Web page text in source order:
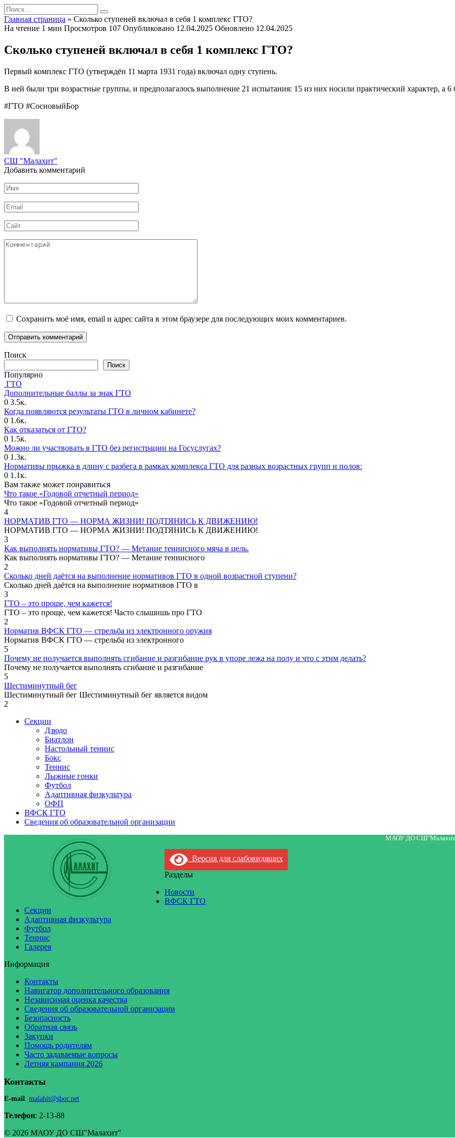
Перейти
к
содержанию
Search
for:
Главная страница » Сколько ступеней включал в себя 1 комплекс ГТО?
На чтение 1 мин Просмотров 107 Опубликовано 12.04.2025 Обновлено 12.04.2025
Сколько ступеней включал в себя 1 комплекс ГТО?
Первый комплекс ГТО (утверждён 11 марта 1931 года) включал одну ступень.
В ней были три возрастные группы, и предполагалось выполнение 21 испытания: 15 из них носили практический характер, а 6
#ГТО #СосновыйБор
СШ "Малахит"
Добавить комментарий
Имя
*
Email
*
Сайт
Комментарий
Сохранить моё имя, email и адрес сайта в этом браузере для последующих моих комментариев.
Поиск
Поиск
Популярно
ГТО
Дополнительные баллы за знак ГТО
0 3.5к.
Когда появляются результаты ГТО в личном кабинете?
0 1.6к.
Как отказаться от ГТО?
0 1.5к.
Можно ли участвовать в ГТО без регистрации на Госуслугах?
0 1.3к.
Нормативы прыжка в длину с разбега в рамках комплекса ГТО для разных возрастных групп и полов:
0 1.1к.
Вам также может понравиться
Что такое «Годовой отчетный период»
Что такое «Годовой отчетный период»
4
НОРМАТИВ ГТО — НОРМА ЖИЗНИ! ПОДТЯНИСЬ К ДВИЖЕНИЮ!
НОРМАТИВ ГТО — НОРМА ЖИЗНИ! ПОДТЯНИСЬ К ДВИЖЕНИЮ!
3
Как выполнять нормативы ГТО? — Метание теннисного мяча в цель.
Как выполнять нормативы ГТО? — Метание теннисного
2
Сколько дней даётся на выполнение нормативов ГТО в одной возрастной ступени?
Сколько дней даётся на выполнение нормативов ГТО в
3
ГТО – это проще, чем кажется!
ГТО – это проще, чем кажется! Часто слышишь про ГТО
2
Норматив ВФСК ГТО — стрельба из электронного оружия
Норматив ВФСК ГТО — стрельба из электронного
5
Почему не получается выполнять сгибание и разгибание рук в упоре лежа на полу и что с этим делать?
Почему не получается выполнять сгибание и разгибание
5
Шестиминутный бег
Шестиминутный бег Шестиминутный бег является видом
2
Секции
Дзюдо
Биатлон
Настольный теннис
Бокс
Теннис
Лыжные гонки
Футбол
Адаптивная физкультура
ОФП
ВФСК ГТО
Сведения об образовательной организации
МАОУ ДО
Версия для слабовидящих
Разделы
Новости
ВФСК ГТО
Секции
Адаптивная физкультура
Футбол
Теннис
Галерея
Информация
Контакты
Навигатор дополнительного образования
Независимая оценка качества
Сведения об образовательной организации
Безопасность
Обратная связь
Закупки
Помощь родителям
Часто задаваемые вопросы
Летняя кампания 2026
Контакты
E-mail: malahit@sbor.net
Телефон: 2-13-88
© 2026 МАОУ ДО СШ"Малахит"